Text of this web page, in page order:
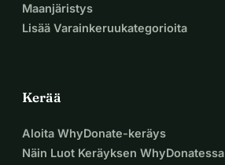
Maanjäristys
Lisää Varainkeruukategorioita
Kerää
Aloita WhyDonate-keräys
Näin Luot Keräyksen WhyDonatessa